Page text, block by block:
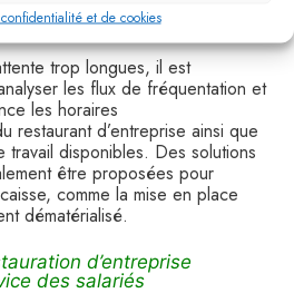
et de cookies
du service
trop longues, il est
les flux de fréquentation et
les horaires
restaurant d’entreprise ainsi que
disponibles. Des solutions
être proposées pour
comme la mise en place
dématérialisé.
d’entreprise
des salariés